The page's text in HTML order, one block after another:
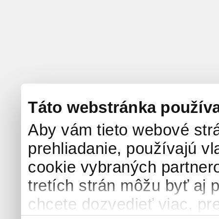
Táto webstránka
Aby vám tieto webové
prehliadanie, používajú
cookie vybraných
tretích strán môžu byť aj
chcete dozvedieť viac,